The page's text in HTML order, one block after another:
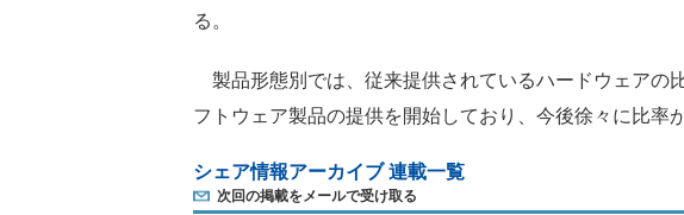
る。
製品形態別では、従来提供されているハードウェアの
フトウェア製品の提供を開始しており、今後徐々に比率
シェア情報アーカイブ 連載一覧
次回の掲載をメールで受け取る